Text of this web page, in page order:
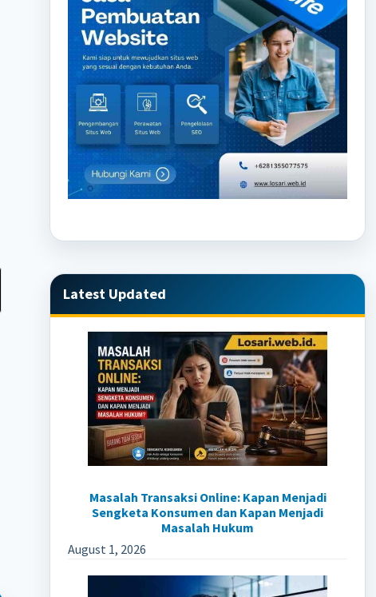
Latest Updated
Masalah Transaksi Online: Kapan Menjadi
Sengketa Konsumen dan Kapan Menjadi
Masalah Hukum
August 1, 2026